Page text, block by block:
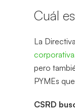
Cuál
La
corporativa
pero
PYMEs
CSRD